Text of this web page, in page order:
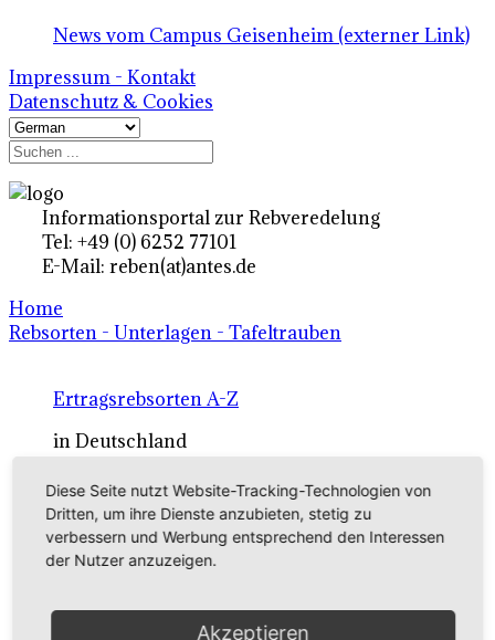
News vom Campus Geisenheim (externer Link)
Impressum - Kontakt
Datenschutz & Cookies
Informationsportal zur Rebveredelung
Tel: +49 (0) 6252 77101
E-Mail: reben(at)antes.de
Home
Rebsorten - Unterlagen - Tafeltrauben
Ertragsrebsorten A-Z
in Deutschland
Rebsorten international
externe Links
Tafeltraubensorten
Diese Seite nutzt Website-Tracking-Technologien von
Dritten, um ihre Dienste anzubieten, stetig zu
verbessern und Werbung entsprechend den Interessen
der Nutzer anzuzeigen.
Akzeptieren